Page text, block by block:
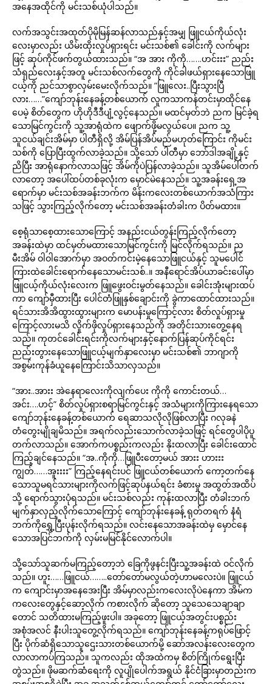
အနေအထိုင်ကို မင်းသစ်ယုံပါသည်။
လက်အသွင်းအထုတ်ပိုမိုမြန်ဆန်လာသည်နှင့်အမျှ ဖြူငယ်ကိုယ်လုံး
လေးမှာလည်း ယိမ်းထိုးလှုပ်ရှားရင်း မင်းသစ်၏ ခေါင်းကို လက်များ
ဖြင့် ဆုပ်ကိုင်ဖက်တွယ်ထားသည်။ “အ အား ကိုကို…….ဟင်းးး” ညည်း
သံရှည်လေးနှင့်အတူ မင်းသစ်လက်တွေကို ကိုင်ခါဖယ်ရှားနေသောဖြူ
ငယ့်ကို ညင်သာစွာလှမ်းမေးလိုက်သည်။ ”ဖြူလေး..ပြီးသွားပြီ
လား……”ကျော်ဘုန်းနေခန့်တစ်ယောက် လူကသာကန်တင်းမှာထိုင်နေ
ပေမဲ့ စိတ်တွေက ဟိုဟိုဒီဒီပျံ့လွင့်နေသည်။ မထင်မှတ်ဘဲ ညက မြင်ခဲ့ရ
သောမြင်ကွင်းကို သူ့အာရုံထဲက ဖျောက်ဖို့မလွယ်ပေ။ ညက သူ့
သူငယ်ချင်းအိမ်မှာ ပါတီရှိလို့ အိမ်ပြန်အိပ်မည်မဟုတ်ကြောင်း ကိုမင်း
သစ်ကို ပြောပြီးထွက်လာခဲ့သည်။ သို့သော် ပါတီမှာ ဘော်ဒါအချို့နှင့်
ညိပြီး အာရုံနောက်လာသဖြင့် အိမ်ကိုပဲပြန်လာခဲ့သည်။ သူအိမ်ပေါ်တက်
လာတော့ အပေါ်ထပ်တစ်ခုလုံးက မှောင်မဲနေသည်။ သူ့အခန်းရှေ့အ
ရောက်မှာ မင်းသစ်အခန်းဘက်က မိန်းကလေးတစ်ယောက်အသံကြား
သဖြင့် သွားကြည့်လိုက်တော့ မင်းသစ်အခန်းတံခါးက ပိတ်မထား။
စေ့ရုံသာစေ့ထားသောကြောင့် အနည်းငယ်တွန်းကြည့်လိုက်တော့
အခန်းထဲမှာ ထင်မှတ်မထားသောမြင်ကွင်းကို မြင်လိုက်ရသည်။ ည
မီးအိမ် ဝါဝါအောက်မှာ အဝတ်ကင်းမဲ့နေသောဖြူငယ်နှင့် သူမပေါင်
ကြားထဲခေါင်းရောက်နေသောမင်းသစ်..။ အနီရောင်အိပ်ယာခင်းပေါ်မှာ
ဖြူငယ့်ကိုယ်လုံးလေးက ဖြူဖွေးဝင်းမွတ်နေသည်။ ခေါင်းအုံးများထပ်
ကာ ကျော်မှီထားပြီး ပေါင်တံဖြူနှစ်ချောင်းကို ခွဲကာထောင်ထားသည်။
ရင်သားအိအိထွားထွားများက မောပန်းမှုကြောင့်လား စိတ်လှုပ်ရှားမှု
ကြောင့်လားမသိ လှိုက်ဖိုလှုပ်ရှားနေသည်ကို အတိုင်းသားတွေ့နေရ
သည်။ ကုတင်ခေါင်းရင်းကိုလက်များနှင့်နောက်ပြန်ဆုပ်ကိုင်ရင်း
ညည်းတွားနေသောဖြူငယ့်မျက်နှာလေးမှာ မင်းသစ်၏ ဘာဂျာကို
အစွမ်းကုန်ခံယူနေကြောင်းသိသာလှသည်။
“အား..အားး အဲနေရာလေးကိုလျက်ပေး ကိုကို ကောင်းတယ်…
အင်း….ဟင့်” စိတ်လှုပ်ရှားစရာမြင်ကွင်းနှင့် အသံများကိုကြားနေရသော
ကျော်ဘုန်းနေခန့်တစ်ယောက် ရေဆာသလိုလိုဖြစ်လာပြီး ဂလုခနဲ
တံတွေးမျိုချမိသည်။ အရက်လည်းသောက်လာခဲ့သဖြင့် ရင်တွေပါပိုပူ
တက်လာသည်။ အောက်ကပစ္စည်းကလည်း နိုးထလာပြီး ခေါင်းထောင်
ကြည့်ချင်နေသည်။ “အ..ကိုကို…ဖြူပီးတော့မယ် အားး ဟားးး
ကျွတ်……အူးးးး” ကြည့်နေရင်းပင် ဖြူငယ်တစ်ယောက် ကော့တက်နေ
သောသူမရင်သားများကိုလက်ဖြင့်ဆုပ်နယ်ရင်း ခံစားမှု အထွတ်အထိပ်
သို့ ရောက်သွားပုံရသည်။ မင်းသစ်လည်း ကုန်းထလာပြီး တံခါးဘက်
မျက်နှာလှည့်လိုက်သောကြောင့် ကျော်ဘုန်းနေခန့် ရုတ်တရက် နံရံ
ဘက်ကိုရွှေ့ပြီးပုန်းလိုက်ရသည်။ လင်းနေသောအခန်းထဲမှ မှောင်နေ
သောအပြင်ဘက်ကို လှမ်းမမြင်နိုင်လောက်ပါ။
သို့သော်သူဆက်မကြည့်တော့ဘဲ ခြေကိုဖွနင်းပြီးသူ့အခန်းထဲ ဝင်လိုက်
သည်။ ဟူး……ဖြူငယ်……..တော်တော်မလွယ်တဲ့ဟာမလေးပဲ။ ဖြူငယ်
က ကျောင်းမှာအနေအေးပြီး အိမ်မှာလည်းကလေးလိုပဲနေကာ အိမ်က
ကလေးတွေနှင့်ဆော့လိုက် ကစားလိုက် ဆိုတော့ သူသေသေချာချာ
တောင် သတိထားမကြည့်ဖူးပါ။ အခုတော့ ဖြူငယ့်အတွင်းပစ္စည်း
အစုံအလင် နီးပါးသူတွေ့လိုက်ရသည်။ ကျော်ဘုန်းနေခန့်ကရုပ်ဖြောင့်
ပြီး ပိုက်ဆံရှိသောသူဌေးသားတစ်ယောက်မို့ ဆော်အလန်းလေးတွေက
လာလာကပ်ကြသည်။ သူကလည်း ထိုအထဲကမှ စိတ်ကြိုက်ရွေးပြီး
တွဲသည်။ ဖိုမဆက်ဆံရေးကို လူပျိုပေါက်အရွယ် နိုင်ငံခြားမှာတည်းက